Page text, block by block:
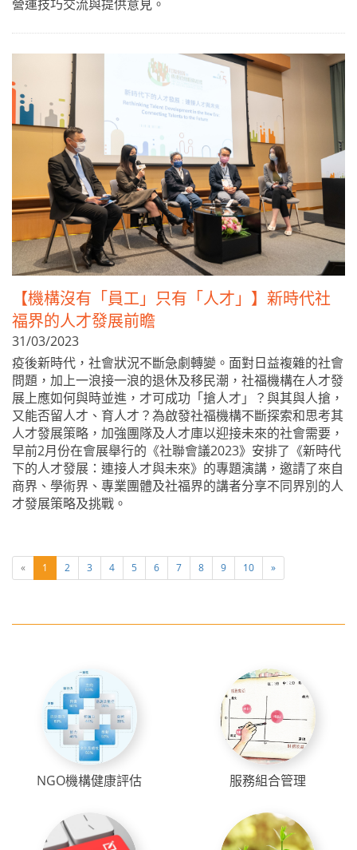
營運技巧交流與提供意見。
【機構沒有「員工」只有「人才」】新時代社
福界的人才發展前瞻
31/03/2023
疫後新時代，社會狀況不斷急劇轉變。面對日益複雜的社會
問題，加上一浪接一浪的退休及移民潮，社福機構在人才發
展上應如何與時並進，才可成功「搶人才」？與其與人搶，
又能否留人才、育人才？為啟發社福機構不斷探索和思考其
人才發展策略，加強團隊及人才庫以迎接未來的社會需要，
早前2月份在會展舉行的《社聯會議2023》安排了《新時代
下的人才發展：連接人才與未來》的專題演講，邀請了來自
商界、學術界、專業團體及社福界的講者分享不同界別的人
才發展策略及挑戰。
« 1 2 3 4 5 6 7 8 9 10 »
NGO機構健康評估 服務組合管理